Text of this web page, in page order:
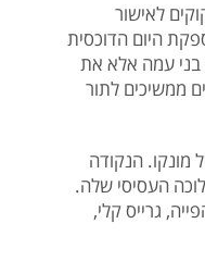
לאישור
היום הדוכסית
בני עמה אלא את
ממשיכים לתור
מונקו. הנקודה
העסיסי שלה.
גרייס קלי,